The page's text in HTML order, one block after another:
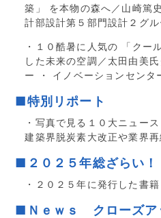
築」 を本物の森へ／山崎篤
計部設計第５部門設計２グ
・１０酷暑に人気の 「クー
した未来の空調／太田由美
ー ・ イノベーションセンタ
■特別リポート
・写真で見る１０大ニュー
建築界脱炭素大改正や業界再
■２０２５年総ざらい！
・２０２５年に発行した書籍
■Ｎｅｗｓ クローズア